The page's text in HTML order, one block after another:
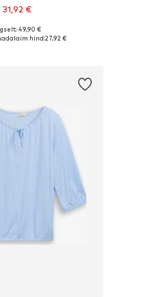
31,92 €
49,90 €
hind:27,92 €